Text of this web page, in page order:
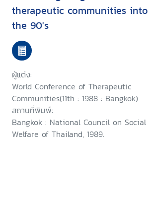
therapeutic communities into
the 90's
ผู้แต่ง:
World Conference of Therapeutic
Communities(11th : 1988 : Bangkok)
สถานที่พิมพ์:
Bangkok : National Council on Social
Welfare of Thailand, 1989.